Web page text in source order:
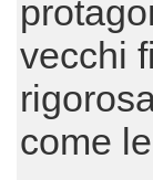
vecchi
come